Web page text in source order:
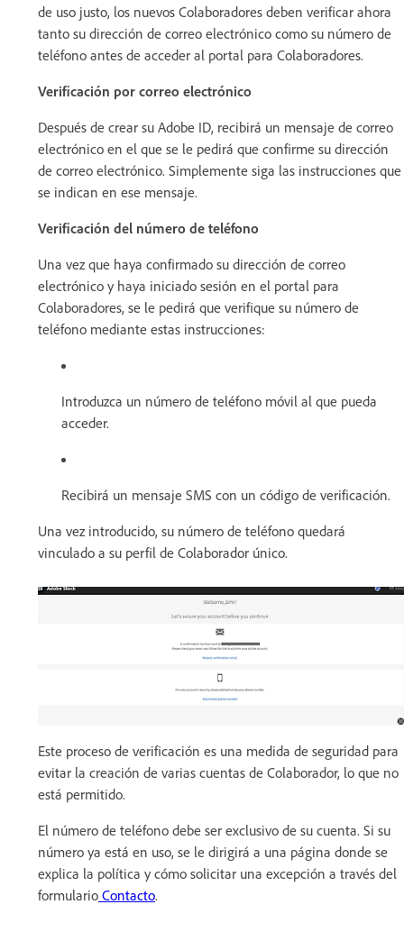
de uso justo, los nuevos Colaboradores deben verificar ahora
tanto su dirección de correo electrónico como su número de
teléfono antes de acceder al portal para Colaboradores.
Verificación por correo electrónico
Después de crear su Adobe ID, recibirá un mensaje de correo
electrónico en el que se le pedirá que confirme su dirección
de correo electrónico. Simplemente siga las instrucciones que
se indican en ese mensaje.
Verificación del número de teléfono
Una vez que haya confirmado su dirección de correo
electrónico y haya iniciado sesión en el portal para
Colaboradores, se le pedirá que verifique su número de
teléfono mediante estas instrucciones:
Introduzca un número de teléfono móvil al que pueda
acceder.
Recibirá un mensaje SMS con un código de verificación.
Una vez introducido, su número de teléfono quedará
vinculado a su perfil de Colaborador único.
Este proceso de verificación es una medida de seguridad para
evitar la creación de varias cuentas de Colaborador, lo que no
está permitido.
El número de teléfono debe ser exclusivo de su cuenta. Si su
número ya está en uso, se le dirigirá a una página donde se
explica la política y cómo solicitar una excepción a través del
formulario Contacto.